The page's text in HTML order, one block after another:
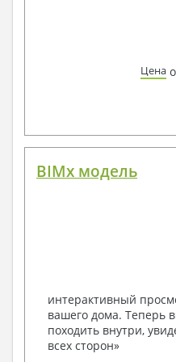
Водоснабжение и
Отопление,
Условные
Условные
Принципиальная
План сетей
Схема системы
Схема повторного
Цена
BIMx модель
интерактивный
вашего дома. Теперь
походить внутри,
всех сторон»